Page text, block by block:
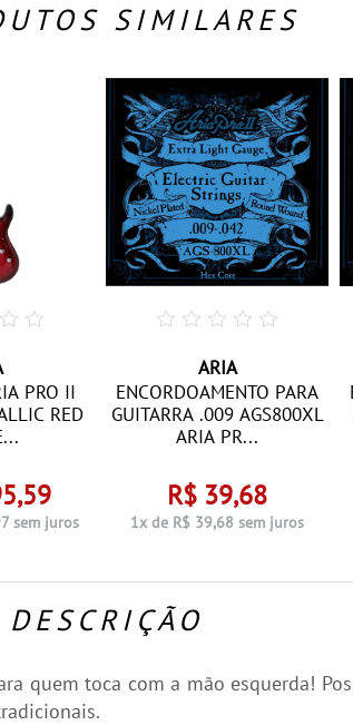
SIMILARES
PRO II
RED
sem juros
ARIA
ENCORDOAMENTO PARA
GUITARRA .009 AGS800XL
ARIA PR...
R$ 39,68
1x de R$ 39,68 sem juros
DESCRIÇÃO
quem toca com a mão esquerda!